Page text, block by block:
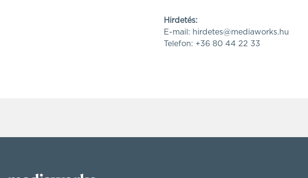
Hirdetés:
E-mail: hirdetes@mediaworks.hu
Telefon: +36 80 44 22 33